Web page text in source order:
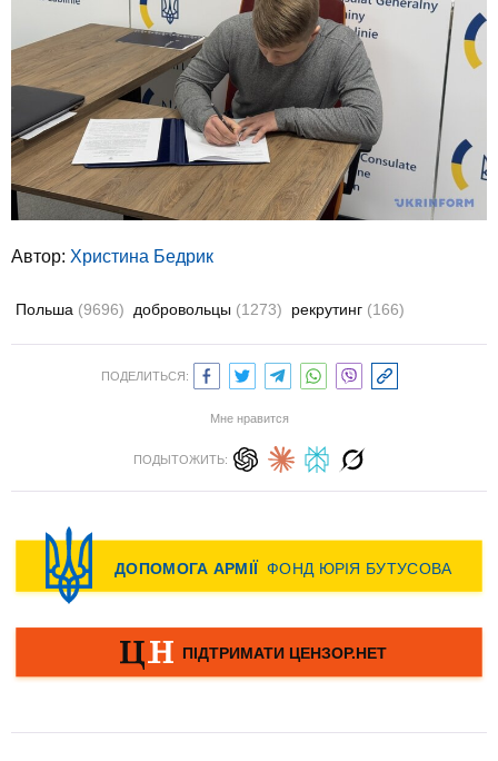
Автор: Христина Бедрик
Польша (9696) добровольцы (1273) рекрутинг (166)
ПОДЕЛИТЬСЯ:
Мне нравится
ПОДЫТОЖИТЬ: